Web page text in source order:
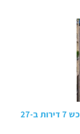
בפרויקט אחד בירושלים: תושב חוץ רכש 7 דירות ב-27